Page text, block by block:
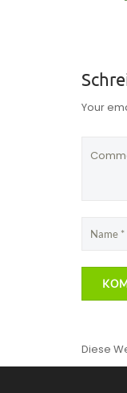
Your
Diese